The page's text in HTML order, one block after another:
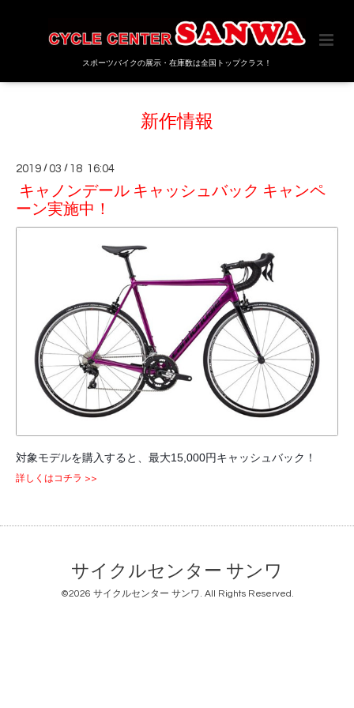
スポーツバイクの展示・在庫数は全国トップクラス！
新作情報
2019 /03 / 18 16:04
キャノンデール キャッシュバック キャンペ
ーン実施中！
対象モデルを購入すると、最大15,000円キャッシュバック！
詳しくはコチラ >>
サイクルセンター サンワ
©2026 サイクルセンター サンワ . All Rights Reserved.